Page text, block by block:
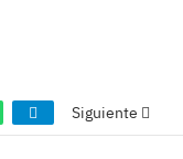
Siguiente